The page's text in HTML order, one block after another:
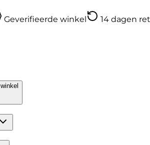
Geverifieerde winkel
14 dagen
winkel